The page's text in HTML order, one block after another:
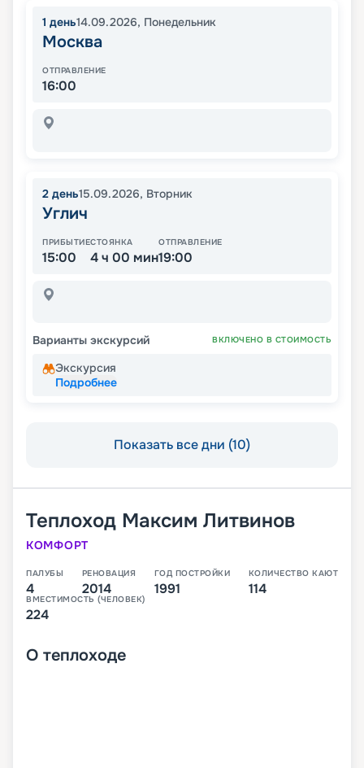
1 день14.09.2026, Понедельник
Москва
ОТПРАВЛЕНИЕ
16:00
2 день15.09.2026, Вторник
Углич
ПРИБЫТИЕ
15:00
СТОЯНКА
4 ч 00 мин
ОТПРАВЛЕНИЕ
19:00
Варианты экскурсий ВКЛЮЧЕНО В СТОИМОСТЬ
Экскурсия
Подробнее
Показать все дни (10)
Теплоход Максим Литвинов
КОМФОРТ
ПАЛУБЫ
4
РЕНОВАЦИЯ
2014
ГОД ПОСТРОЙКИ
1991
КОЛИЧЕСТВО КАЮТ
114
ВМЕСТИМОСТЬ (ЧЕЛОВЕК)
224
О теплоходе